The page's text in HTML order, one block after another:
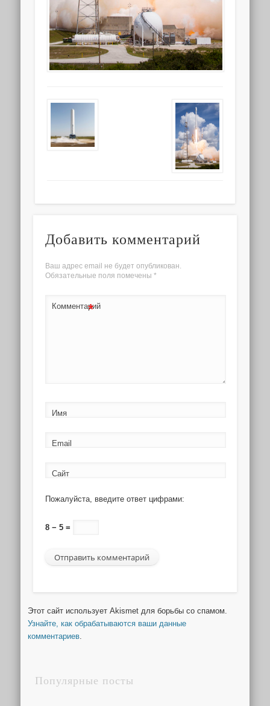
Добавить комментарий
Ваш адрес email не будет опубликован.
Обязательные поля помечены *
Комментарий
*
Имя
Email
Сайт
Пожалуйста, введите ответ цифрами:
8 − 5 =
Этот сайт использует Akismet для борьбы со спамом.
Узнайте, как обрабатываются ваши данные
комментариев
Популярные посты